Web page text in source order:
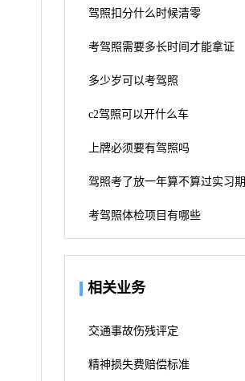
驾照扣分什么时候清零
考驾照需要多长时间才能拿证
多少岁可以考驾照
c2驾照可以开什么车
上牌必须要有驾照吗
驾照考了放一年算不算过实习期
考驾照体检项目有哪些
相关业务
交通事故伤残评定
精神损失费赔偿标准